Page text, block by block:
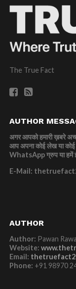
The True Fact
AUTHOR
अगर आपको हमारी ख़बरे
आप अपना कोई लेख या कोई
WhatsApp ग्रुप या हमें
E-Mail:
AUTHOR
Author: Pawan
Website:
Email:
Phone: +91 98970